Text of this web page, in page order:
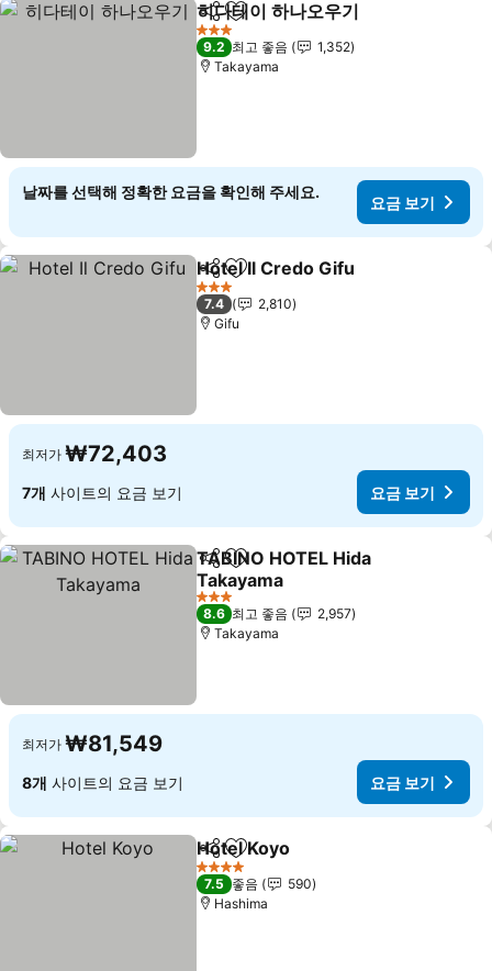
공유 즐겨찾기에 추가
히다테이 하나오우기
3 성급
9.2 최고 좋음
1,352
Takayama
날짜를 선택해 정확한 요금을 확인해 주세요.
요금 보기
공유 즐겨찾기에 추가
Hotel Il Credo Gifu
3 성급
7.4
2,810
Gifu
최저가 ₩72,403
7개 사이트의 요금 보기 요금 보기
공유 즐겨찾기에 추가
TABINO HOTEL Hida
Takayama
요금 보기
3 성급
8.6 최고 좋음
2,957
Takayama
최저가 ₩81,549
8개 사이트의 요금 보기 요금 보기
공유 즐겨찾기에 추가
Hotel Koyo
4 성급
7.5 좋음
590
Hashima